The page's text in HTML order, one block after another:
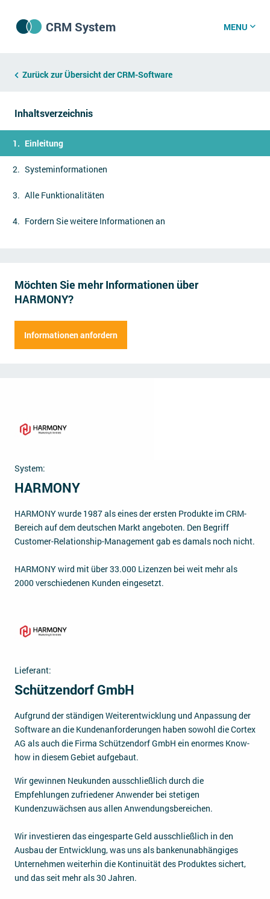
CRM System
CRM Software
CRM Wissenszentrum
CRM News
Was ist CRM?
Offene Stellen bei CRM-Lieferanten
Impressum
Kontakt
MENU
Zurück zur Übersicht der CRM-Software
Inhaltsverzeichnis
Einleitung
Systeminformationen
Alle Funktionalitäten
Fordern Sie weitere Informationen an
Möchten Sie mehr Informationen über
HARMONY?
Anmerkungen (fakultativ)
Informationen anfordern
System:
HARMONY
HARMONY wurde 1987 als eines der ersten Produkte im CRM-
Bereich auf dem deutschen Markt angeboten. Den Begriff
Customer-Relationship-Management gab es damals noch nicht.
HARMONY wird mit über 33.000 Lizenzen bei weit mehr als
2000 verschiedenen Kunden eingesetzt.
Lieferant:
Schützendorf GmbH
Aufgrund der ständigen Weiterentwicklung und Anpassung der
Software an die Kundenanforderungen haben sowohl die Cortex
AG als auch die Firma Schützendorf GmbH ein enormes Know-
how in diesem Gebiet aufgebaut.
Wir gewinnen Neukunden ausschließlich durch die
Empfehlungen zufriedener Anwender bei stetigen
Kundenzuwächsen aus allen Anwendungsbereichen.
Wir investieren das eingesparte Geld ausschließlich in den
Ausbau der Entwicklung, was uns als bankenunabhängiges
Unternehmen weiterhin die Kontinuität des Produktes sichert,
und das seit mehr als 30 Jahren.